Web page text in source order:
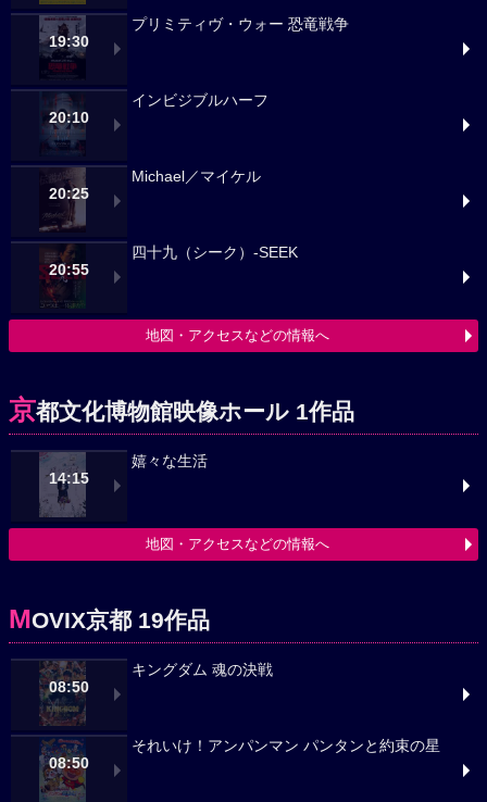
19:30
プリミティヴ・ウォー 恐竜戦争
20:10
インビジブルハーフ
20:25
Michael／マイケル
20:55
四十九（シーク）-SEEK
地図・アクセスなどの情報へ
京都文化博物館映像ホール 1作品
14:15
嬉々な生活
地図・アクセスなどの情報へ
MOVIX京都 19作品
08:50
キングダム 魂の決戦
08:50
それいけ！アンパンマン パンタンと約束の星